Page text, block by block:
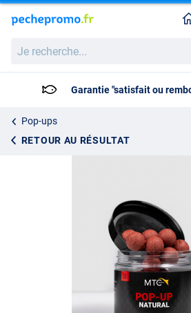
recherche...
Garantie "satisfait ou
Pop-ups
RETOUR AU RÉSULTAT